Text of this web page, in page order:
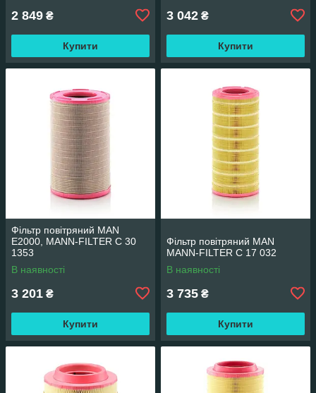
2 849 ₴
Купити
3 042 ₴
Купити
Фільтр повітряний MAN
E2000, MANN-FILTER C 30
1353
В наявності
3 201 ₴
Купити
Фільтр повітряний MAN
MANN-FILTER C 17 032
В наявності
3 735 ₴
Купити